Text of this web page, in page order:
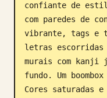
confiante de
com paredes de
vibrante, tags e
letras escorridas
murais com kanji
fundo. Um
Cores saturadas e